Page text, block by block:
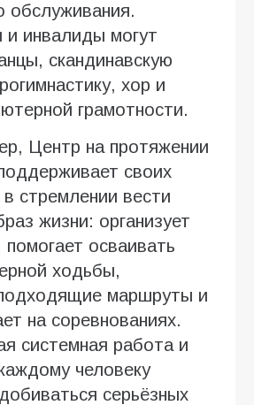
обслуживания.
и инвалиды могут
скандинавскую
хор и
грамотности.
Центр на протяжении
своих
стремлении вести
жизни: организует
помогает осваивать
ходьбы,
маршруты и
на соревнованиях.
системная работа и
человеку
серьёзных